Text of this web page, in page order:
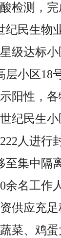
检测，完
纪民生物
级达标小
层小区18
阳性，
纪民生小
人进行
集中隔
余名工
供应充
菜、鸡